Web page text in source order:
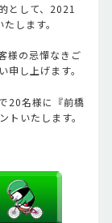
として、2021
します。
様の忌憚なきご
し上げます。
20名様に『前橋
いたします。